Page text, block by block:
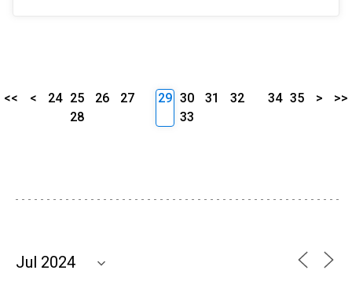
<< < 24 25 26
27
28
29 30 31
32
33
34 35 > >>